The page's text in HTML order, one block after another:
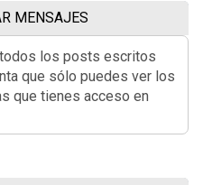
MENSAJES
los posts escritos
que sólo puedes ver los
que tienes acceso en